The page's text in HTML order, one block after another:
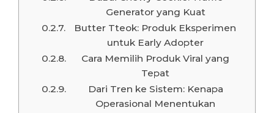
Generator yang Kuat
Butter Tteok: Produk Eksperimen
untuk Early Adopter
Cara Memilih Produk Viral yang
Tepat
Dari Tren ke Sistem: Kenapa
Operasional Menentukan